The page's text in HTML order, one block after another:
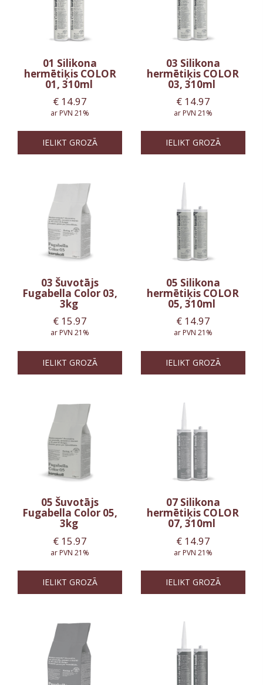
01 Silikona
hermētiķis COLOR
01, 310ml
€ 14.97
ar PVN 21%
IELIKT GROZĀ
03 Silikona
hermētiķis COLOR
03, 310ml
€14.97
ar PVN 21%
IELIKT GROZĀ
03 Šuvotājs
Fugabella Color 03,
3kg
€ 15.97
ar PVN 21%
IELIKT GROZĀ
05 Silikona
hermētiķis COLOR
05, 310ml
€14.97
ar PVN 21%
IELIKT GROZĀ
05 Šuvotājs
Fugabella Color 05,
3kg
€ 15.97
ar PVN 21%
IELIKT GROZĀ
07 Silikona
hermētiķis COLOR
07, 310ml
€14.97
ar PVN 21%
IELIKT GROZĀ